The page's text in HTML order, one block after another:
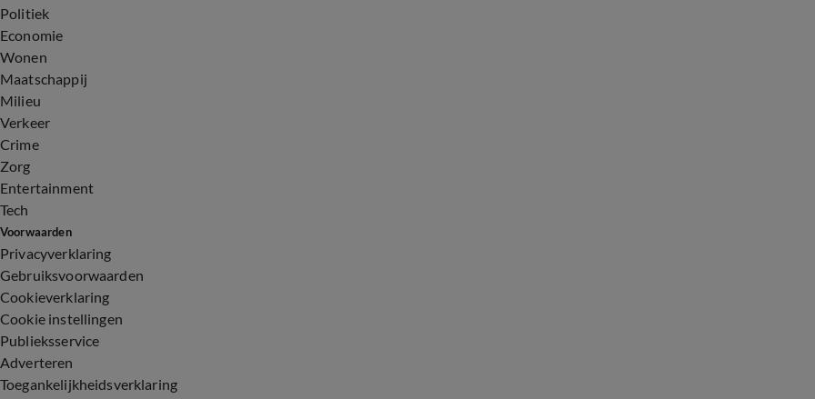
Politiek
Economie
Wonen
Maatschappij
Milieu
Verkeer
Crime
Zorg
Entertainment
Tech
Voorwaarden
Privacyverklaring
Gebruiksvoorwaarden
Cookieverklaring
Cookie instellingen
Publieksservice
Adverteren
Toegankelijkheidsverklaring